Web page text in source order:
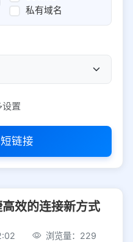
私有域名
设置
链接
效的连接新方式
浏览量：229